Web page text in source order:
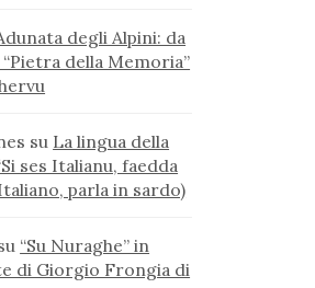
degli Alpini: da
“Pietra della Memoria”
su La lingua della
ses Italianu, faedda
parla in sardo)
“Su Nuraghe” in
di Giorgio Frongia di